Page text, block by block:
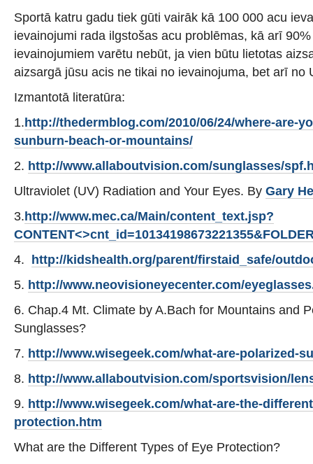
Sportā katru gadu tiek gūti vairāk kā 100 000 acu
ievainojumi rada ilgstošas acu problēmas, kā arī
ievainojumiem varētu nebūt, ja vien būtu lietotas
aizsargā jūsu acis ne tikai no ievainojuma, bet arī no
Izmantotā literatūra:
1.http://thedermblog.com/2010/06/24/where-are-
sunburn-beach-or-mountains/
2. http://www.allaboutvision.com/sunglasses/
Ultraviolet (UV) Radiation and Your Eyes. By Gary
3.http://www.mec.ca/Main/content_text.jsp?
4. http://kidshealth.org/parent/firstaid_safe/
5. http://www.neovisioneyecenter.com/
6. Chap.4 Mt. Climate by A.Bach for Mountains and
Sunglasses?
7. http://www.wisegeek.com/what-are-polarized-
8. http://www.allaboutvision.com/sportsvision/
9. http://www.wisegeek.com/what-are-the-
protection.htm
What are the Different Types of Eye Protection?